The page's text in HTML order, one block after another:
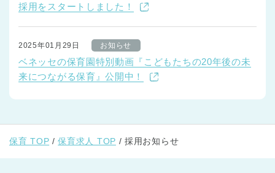
採用をスタートしました！
2025年01月29日 お知らせ
ベネッセの保育園特別動画『こどもたちの20年後の未
来につながる保育』公開中！
保育 TOP 保育求人 TOP 採用お知らせ